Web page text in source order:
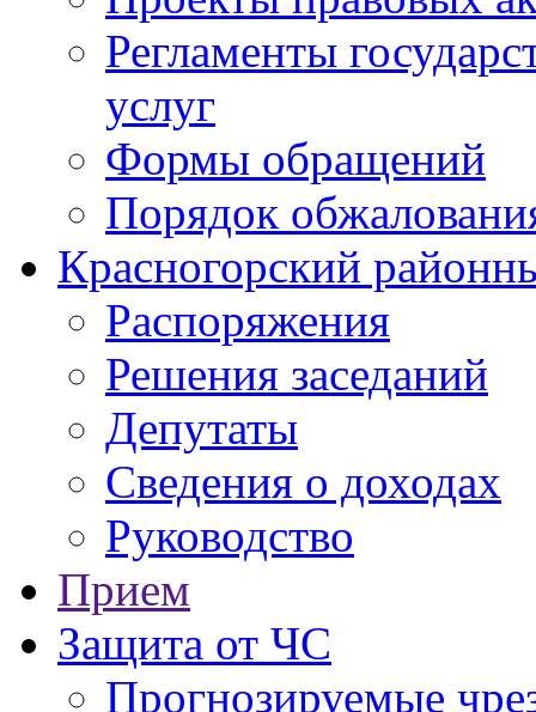
Регламенты
услуг
Формы обращений
Порядок
Красногорский
Распоряжения
Решения заседаний
Депутаты
Сведения о доходах
Руководство
Прием
Защита от ЧС
Прогнозируемые